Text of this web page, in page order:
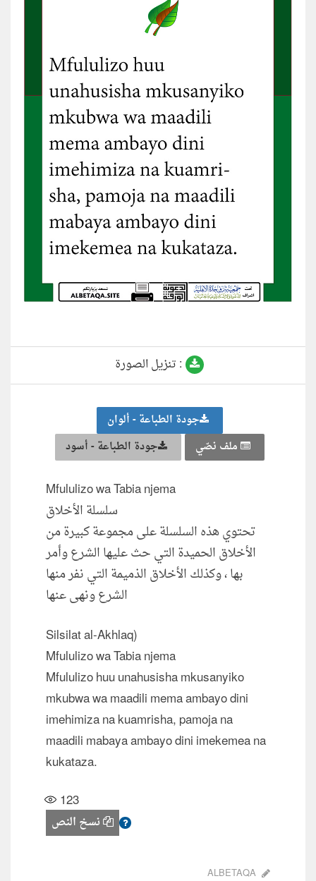
تنزيل الصورة :
جودة الطباعة - ألوان
جودة الطباعة - أسود
Mfululizo wa Tabia njema
سلسلة الأخلاق
تحتوي هذه السلسلة على مجموعة كبيرة من
الأخلاق الحميدة التي حث عليها الشرع وأمر
بها ، وكذلك الأخلاق الذميمة التي نفر منها
الشرع ونهى عنها
Silsilat al-Akhlaq)
Mfululizo wa Tabia njema
Mfululizo huu unahusisha mkusanyiko
mkubwa wa maadili mema ambayo dini
imehimiza na kuamrisha, pamoja na
maadili mabaya ambayo dini imekemea na
kukataza.
123
نسخ النص
ALBETAQA